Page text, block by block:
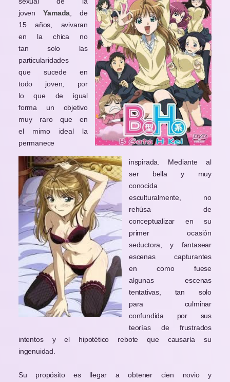
jovenYamada , de
15 años, avivaran
en la chica no
tan solo las
particularidades
que sucede en
todo joven, por
lo que de igual
forma un objetivo
muy raro que en
el mimo ideal la
permanece
inspirada. Mediante al
ser bella y muy
conocida
esculturalmente, no
rehúsa de
conceptualizar en su
primer ocasión
seductora, y fantasear
escenas capturantes
en como fuese
algunas escenas
tentativas, tan solo
para culminar
confundida por sus
teorías de frustrados
intentos y el hipotético rebote que causaría su
ingenuidad.
Su propósito es llegar a obtener cien novio y